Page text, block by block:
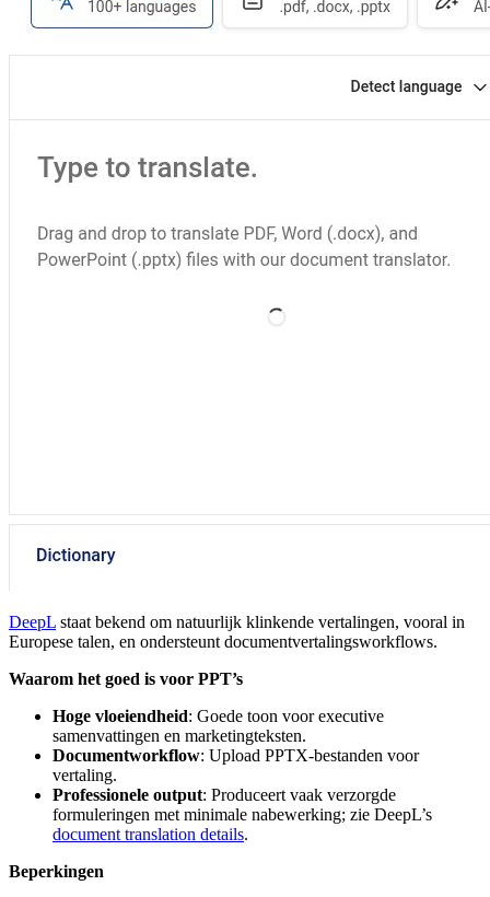
DeepL staat bekend om natuurlijk klinkende vertalingen, vooral in
Europese talen, en ondersteunt documentvertalingsworkflows.
Waarom het goed is voor PPT’s
Hoge vloeiendheid: Goede toon voor executive
samenvattingen en marketingteksten.
Documentworkflow: Upload PPTX-bestanden voor
vertaling.
Professionele output: Produceert vaak verzorgde
formuleringen met minimale nabewerking; zie DeepL’s
document translation details.
Beperkingen